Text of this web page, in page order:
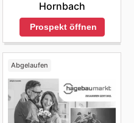
Hornbach
Prospekt öffnen
Abgelaufen